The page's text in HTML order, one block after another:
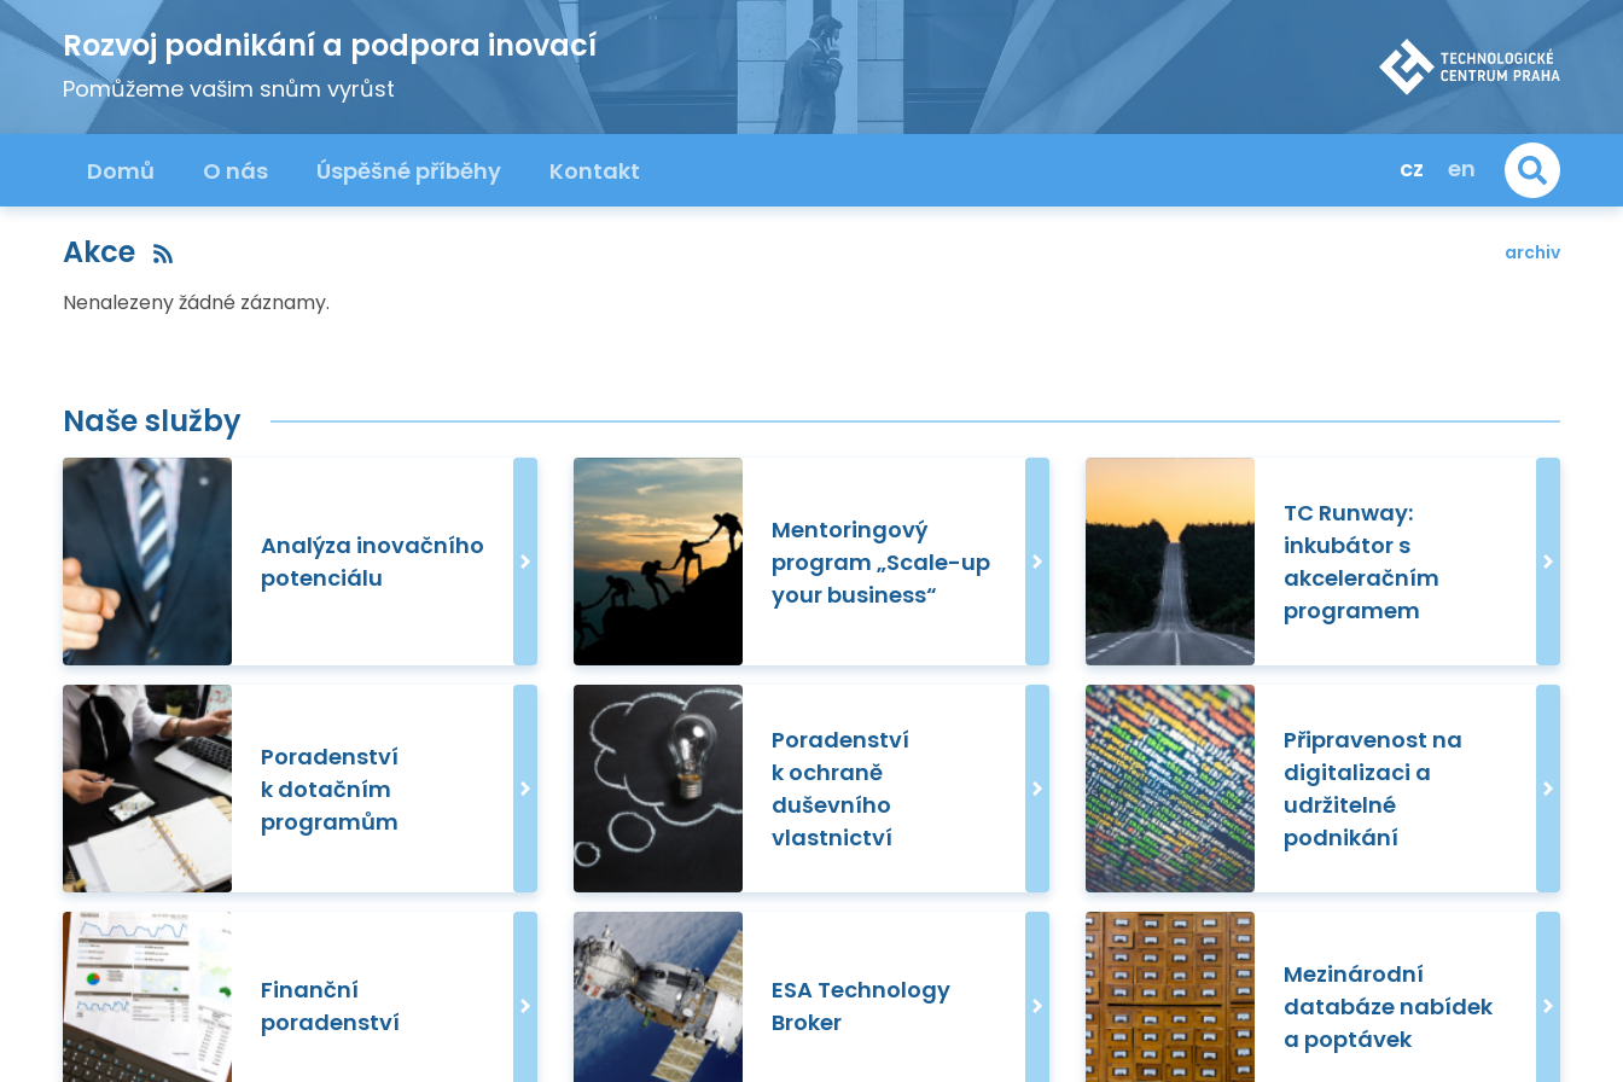
Rozvoj podnikání a podpora inovací
Pomůžeme vašim snům vyrůst
Domů O nás Úspěšné příběhy Kontakt cz en
Akce archiv
Nenalezeny žádné záznamy.
Naše služby
Analýza inovačního
potenciálu
Mentoringový
program „Scale-up
your business“
TC Runway:
inkubátor s
akceleračním
programem
Poradenství
k dotačním
programům
Poradenství
k ochraně
duševního
vlastnictví
Připravenost na
digitalizaci a
udržitelné
podnikání
Finanční
poradenství
ESA Technology
Broker
Mezinárodní
databáze nabídek
a poptávek